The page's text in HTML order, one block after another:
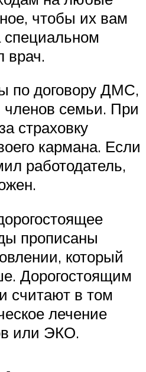
чтобы их вам
врач.
по договору ДМС,
семьи. При
страховку
кармана. Если
работодатель,
прописаны
который
Дорогостоящим
считают в том
лечение
или ЭКО.